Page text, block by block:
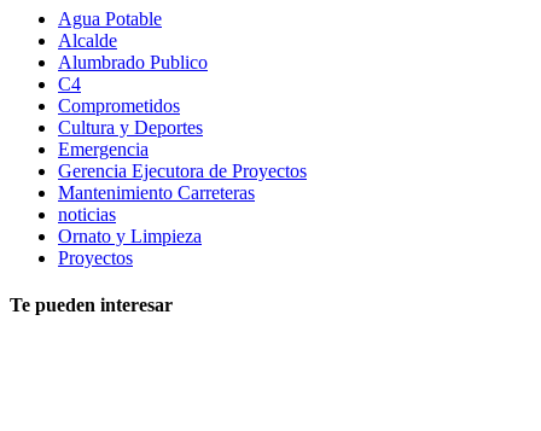
Agua Potable
Alcalde
Alumbrado Publico
C4
Comprometidos
Cultura y Deportes
Emergencia
Gerencia Ejecutora de Proyectos
Mantenimiento Carreteras
noticias
Ornato y Limpieza
Proyectos
Te pueden interesar